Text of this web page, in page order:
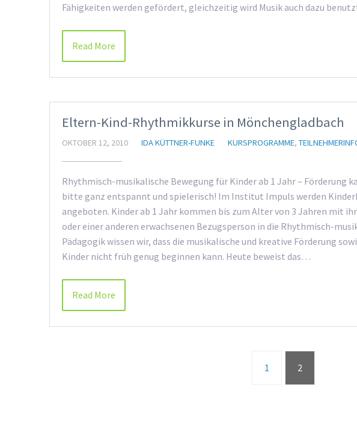
Fähigkeiten werden gefördert, gleichzeitig wird Musik auch dazu
Read More
Eltern-Kind-Rhythmikkurse in Mönchengladbach
OKTOBER 12, 2010 IDA KÜTTNER-FUNKE KURSPROGRAMME,
Rhythmisch-musikalische Bewegung für Kinder ab 1 Jahr – Förderung
bitte ganz entspannt und spielerisch! Im Institut Impuls werden
angeboten. Kinder ab 1 Jahr kommen bis zum Alter von 3 Jahren mit
oder einer anderen erwachsenen Bezugsperson in die Rhythmisch-
Pädagogik wissen wir, dass die musikalische und kreative Förderung
Kinder nicht früh genug beginnen kann. Heute beweist das…
Read More
1 2